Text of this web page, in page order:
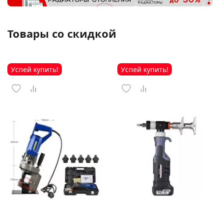
Товары со скидкой
Успей купить! Успей купить!